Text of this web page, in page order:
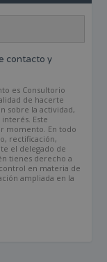
contacto y
es Consultorio
de hacerte
sobre la actividad,
Este
momento. En todo
rectificación,
el delegado de
tienes derecho a
en materia de
ampliada en la